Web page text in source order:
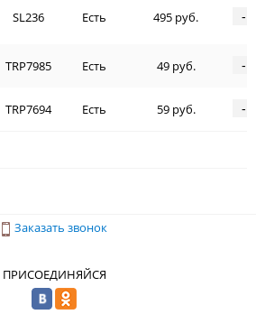
SL236 Есть 495 руб. -
TRP7985 Есть 49 руб. -
TRP7694 Есть 59 руб. -
Заказать звонок
ПРИСОЕДИНЯЙСЯ